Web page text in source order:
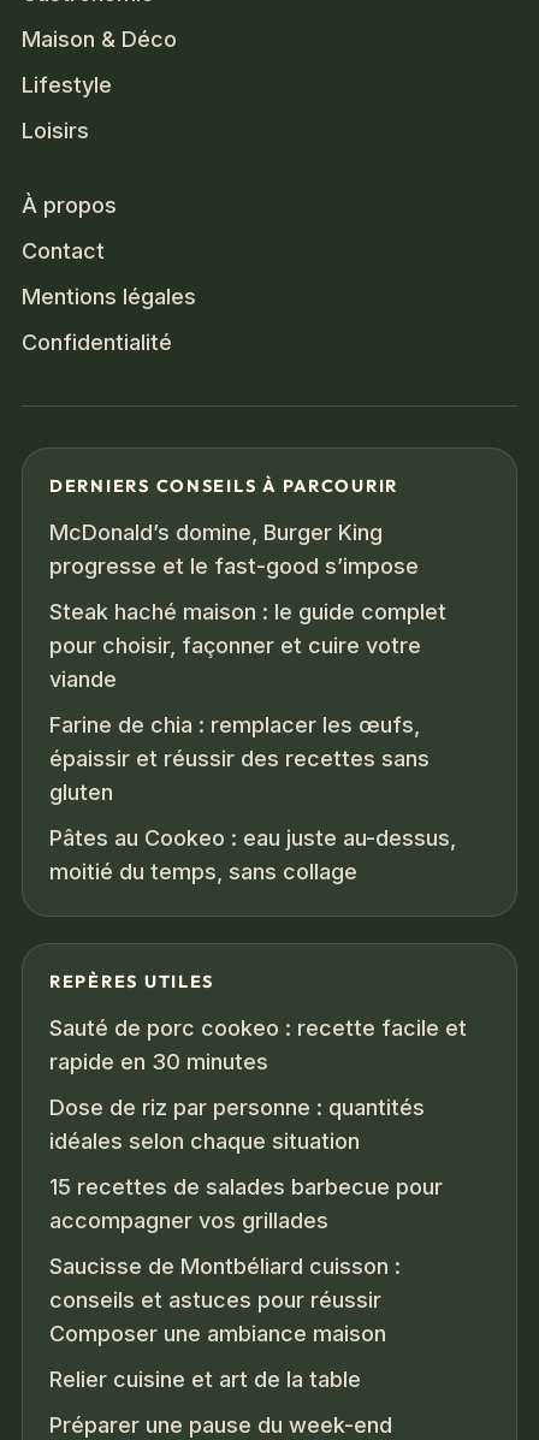
Maison & Déco
Lifestyle
Loisirs
À propos
Contact
Mentions légales
Confidentialité
DERNIERS CONSEILS À PARCOURIR
McDonald’s domine, Burger King
progresse et le fast-good s’impose
Steak haché maison : le guide complet
pour choisir, façonner et cuire votre
viande
Farine de chia : remplacer les œufs,
épaissir et réussir des recettes sans
gluten
Pâtes au Cookeo : eau juste au-dessus,
moitié du temps, sans collage
REPÈRES UTILES
Sauté de porc cookeo : recette facile et
rapide en 30 minutes
Dose de riz par personne : quantités
idéales selon chaque situation
15 recettes de salades barbecue pour
accompagner vos grillades
Saucisse de Montbéliard cuisson :
conseils et astuces pour réussir
Composer une ambiance maison
Relier cuisine et art de la table
Préparer une pause du week-end